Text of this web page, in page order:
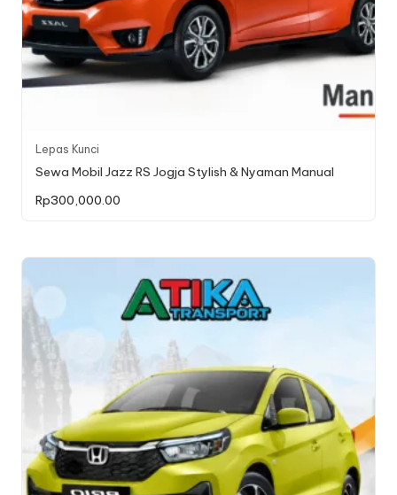
Lepas Kunci
Sewa Mobil Jazz RS Jogja Stylish & Nyaman Manual
Rp300,000.00